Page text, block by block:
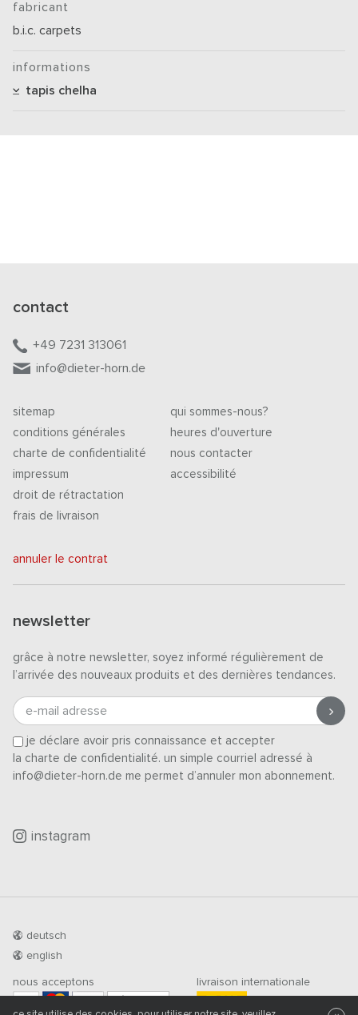
fabricant
b.i.c. carpets
informations
tapis chelha
contact
+49 7231 313061
info@dieter-horn.de
sitemap
conditions générales
charte de confidentialité
impressum
droit de rétractation
frais de livraison
qui sommes-nous?
heures d'ouverture
nous contacter
accessibilité
annuler le contrat
newsletter
grâce à notre newsletter, soyez informé régulièrement de
l’arrivée des nouveaux produits et des dernières tendances.
e-mail adresse
je déclare avoir pris connaissance et accepter
la charte de confidentialité. un simple courriel adressé à
info@dieter-horn.de me permet d’annuler mon abonnement.
instagram
deutsch
english
nous acceptons livraison internationale